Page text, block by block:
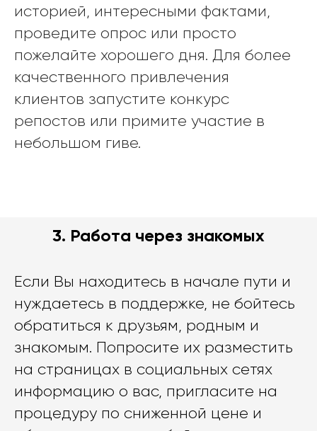
историей, интересными фактами,
проведите опрос или просто
пожелайте хорошего дня. Для более
качественного привлечения
клиентов запустите конкурс
репостов или примите участие в
небольшом гиве.
3. Работа через знакомых
Если Вы находитесь в начале пути и
нуждаетесь в поддержке, не бойтесь
обратиться к друзьям, родным и
знакомым. Попросите их разместить
на страницах в социальных сетях
информацию о вас, пригласите на
процедуру по сниженной цене и